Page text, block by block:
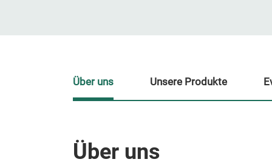
Über uns
Über uns Unsere Produkte